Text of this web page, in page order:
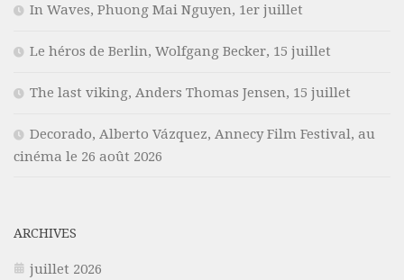
In Waves, Phuong Mai Nguyen, 1er juillet
Le héros de Berlin, Wolfgang Becker, 15 juillet
The last viking, Anders Thomas Jensen, 15 juillet
Decorado, Alberto Vázquez, Annecy Film Festival, au
cinéma le 26 août 2026
ARCHIVES
juillet 2026